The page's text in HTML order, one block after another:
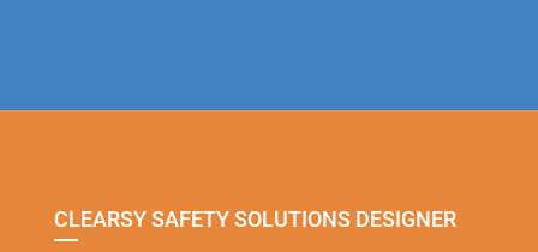
CLEARSY SAFETY SOLUTIONS DESIGNER